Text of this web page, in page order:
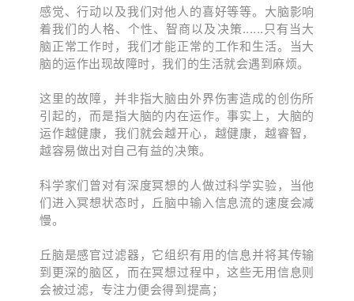
感觉、行动以及我们对他人的喜好等等。大脑影响
着我们的人格、个性、智商以及决策......只有当大
脑正常工作时，我们才能正常的工作和生活。当大
脑的运作出现故障时，我们的生活就会遇到麻烦。
这里的故障，并非指大脑由外界伤害造成的创伤所
引起的，而是指大脑的内在运作。事实上，大脑的
运作越健康，我们就会越开心，越健康，越睿智，
越容易做出对自己有益的决策。
科学家们曾对有深度冥想的人做过科学实验，
当他
们进入冥想状态时，丘脑中输入信息流的速度会减
慢。
丘脑是感官过滤器，它组织有用的信息并将其传输
到更深的脑区，而在冥想过程中，这些无用信息则
会被过滤，专注力便会得到提高；